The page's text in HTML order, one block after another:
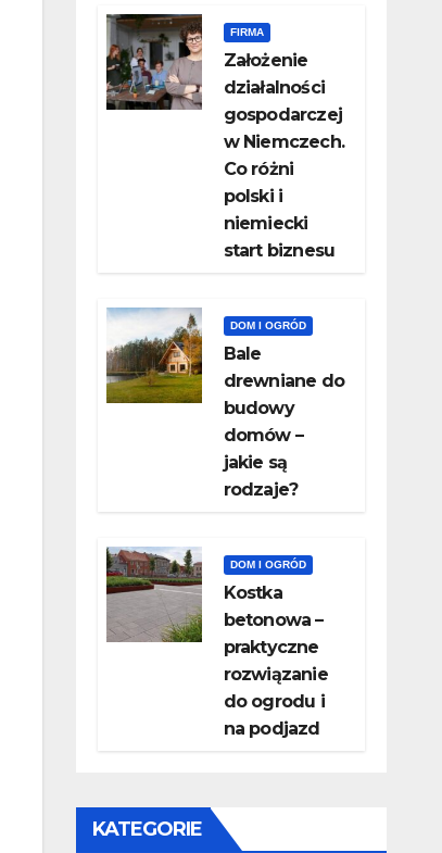
FIRMA
Założenie
działalności
gospodarczej
w Niemczech.
Co różni
polski i
niemiecki
start biznesu
DOM I OGRÓD
Bale
drewniane do
budowy
domów –
jakie są
rodzaje?
DOM I OGRÓD
Kostka
betonowa –
praktyczne
rozwiązanie
do ogrodu i
na podjazd
KATEGORIE